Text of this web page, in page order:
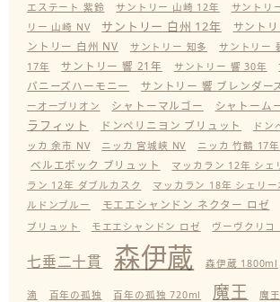
エステート 紫鈴
サントリー 山崎 12年 サントリ
リー 山崎 NV
サントリー 白州 12年 サント
ントリー 白州 NV
サントリー 知多 サントリー
17年
サントリー 響 21年 サントリー 響 30年
パニーズハーモニー
サントリー 響 ブレンダー
ーオーブリオン
シャトーマルゴー シャトーム
ラフィット
ドンペリニヨン ブリュット ドン
ッカ 余市 NV
ニッカ 宮城峡 NV ニッカ 竹鶴 17年
ベルエポック ブリュット マッカラン 12年 シェ
ラン 12年 ダブルカスク
マッカラン 18年 シェリー
ルドンブルー
モエエシャンドン ネクター ロゼ
ブリュット
モエエシャンドン ロゼ ヴーヴクリコ
七垂二十貫
森伊蔵 森伊蔵 1800ml
滴 百年の孤独 百年の孤独 720ml 魔王 魔